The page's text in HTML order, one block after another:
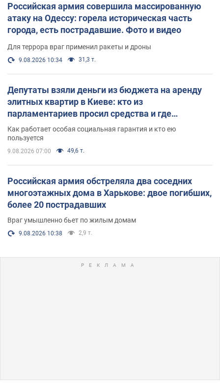
Российская армия совершила массированную
атаку на Одессу: горела историческая часть
города, есть пострадавшие. Фото и видео
Для террора враг применил ракеты и дроны
9.08.2026 10:34 31,3 т.
Депутаты взяли деньги из бюджета на аренду
элитных квартир в Киеве: кто из
парламентариев просил средства и где
поселился
Как работает особая социальная гарантия и кто ею
пользуется
9.08.2026 07:00 49,6 т.
Российская армия обстреляла два соседних
многоэтажных дома в Харькове: двое погибших,
более 20 пострадавших
Враг умышленно бьет по жилым домам
9.08.2026 10:38 2,9 т.